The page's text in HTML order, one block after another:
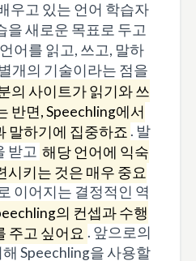
우고 있는 언어 학습자
을 새로운 목표로 두고
어를 읽고, 쓰고, 말하
개의 기술이라는 점을
의 사이트가 읽기와 쓰
반면, Speechling에서
말하기에 집중하죠 . 발
받고 해당 언어에 익숙
시키는 것은 매우 중요
이어지는 결정적인 역
의 컨셉과 수행
주고 싶어요 . 앞으로의
Speechling을 사용할